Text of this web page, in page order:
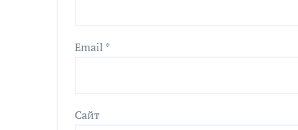
Email *
Сайт